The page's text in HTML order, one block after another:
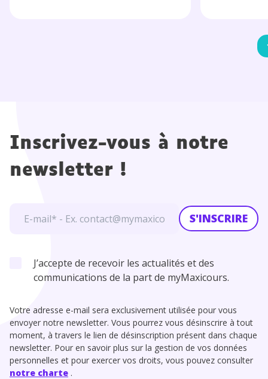
Inscrivez-vous à notre
newsletter !
S'INSCRIRE
J’accepte de recevoir les actualités et des
communications de la part de myMaxicours.
Votre adresse e-mail sera exclusivement utilisée pour vous
envoyer notre newsletter. Vous pourrez vous désinscrire à tout
moment, à travers le lien de désinscription présent dans chaque
newsletter. Pour en savoir plus sur la gestion de vos données
personnelles et pour exercer vos droits, vous pouvez consulter
notre charte .